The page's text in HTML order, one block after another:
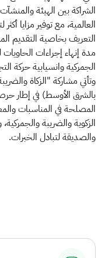
الشراكة بين الهيئة
العالمية، مع توفير مزايا
التعريف بخاصية التقديم
مدة إنهاء إجراءات
الجمركية وانسيابية حركة
وتأتي مشاركة "الزكاة
بالشرق الأوسط) في إطار
المصلحة في المناسبات
الزكوية والضريبة
والصديقة لتبادل الخبرات.